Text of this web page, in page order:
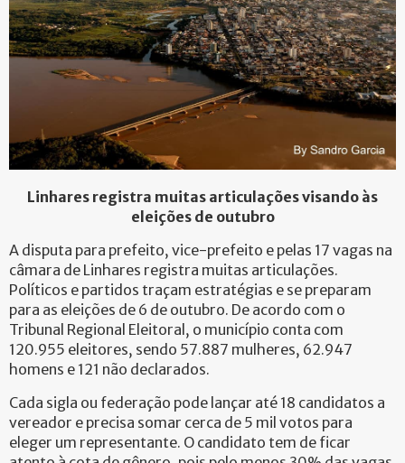
Linhares registra muitas articulações visando às
eleições de outubro
A disputa para prefeito, vice-prefeito e pelas 17 vagas na
câmara de Linhares registra muitas articulações.
Políticos e partidos traçam estratégias e se preparam
para as eleições de 6 de outubro. De acordo com o
Tribunal Regional Eleitoral, o município conta com
120.955 eleitores, sendo 57.887 mulheres, 62.947
homens e 121 não declarados.
Cada sigla ou federação pode lançar até 18 candidatos a
vereador e precisa somar cerca de 5 mil votos para
eleger um representante. O candidato tem de ficar